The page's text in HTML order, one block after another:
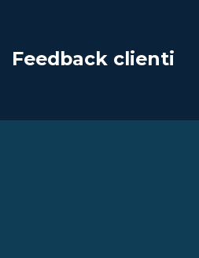
Feedback clienti